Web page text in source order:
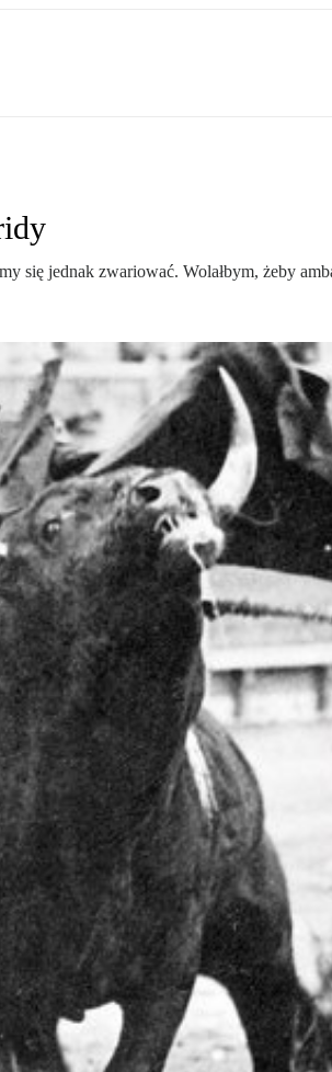
się jednak zwariować. Wolałbym, żeby